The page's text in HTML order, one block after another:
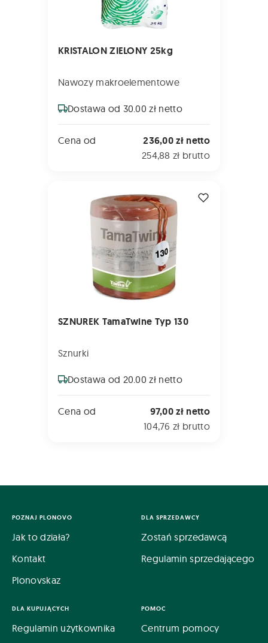
KRISTALON ZIELONY 25kg
Nawozy makroelementowe
Dostawa od 30.00 zł netto
Cena od 236,00 zł netto
254,88 zł brutto
SZNUREK TamaTwine Typ 130
Sznurki
Dostawa od 20.00 zł netto
Cena od 97,00 zł netto
104,76 zł brutto
POZNAJ PLONOVO
Jak to działa?
Kontakt
Plonovskaz
DLA SPRZEDAWCY
Zostań sprzedawcą
Regulamin sprzedającego
DLA KUPUJĄCYCH
Regulamin użytkownika
POMOC
Centrum pomocy